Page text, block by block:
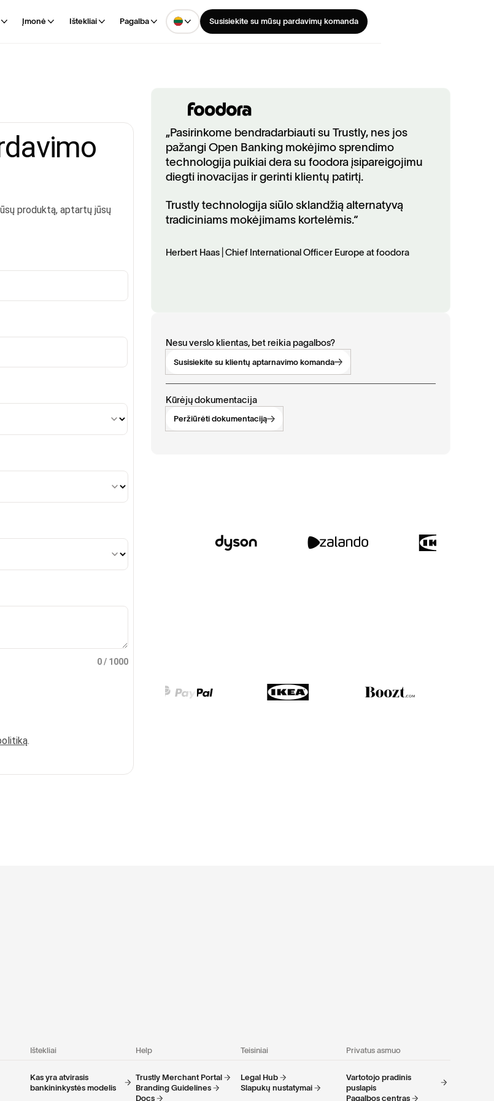
Įmonė Ištekliai Pagalba Susisiekite su mūsų pardavimų komanda
„Pasirinkome bendradarbiauti su Trustly, nes jos
pažangi Open Banking mokėjimo sprendimo
technologija puikiai dera su foodora įsipareigojimu
diegti inovacijas ir gerinti klientų patirtį.
Trustly technologija siūlo sklandžią alternatyvą
tradiciniams mokėjimams kortelėmis.“
Herbert Haas | Chief International Officer Europe at foodora
Nesu verslo klientas, bet reikia pagalbos?
Susisiekite su klientų aptarnavimo komanda
Kūrėjų dokumentacija
Peržiūrėti dokumentaciją
Ištekliai
Kas yra atvirasis
bankininkystės modelis
Help
Trustly Merchant Portal
Branding Guidelines
Docs
Teisiniai
Legal Hub
Slapukų nustatymai
Privatus asmuo
Vartotojo pradinis
puslapis
Pagalbos centras